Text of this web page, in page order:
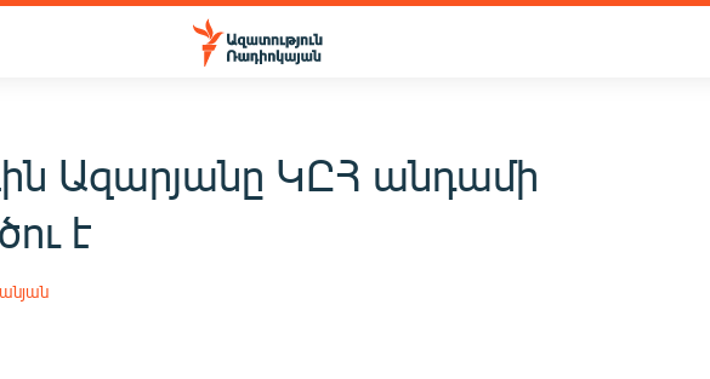
Ազարյանը ԿԸՀ անդամի
է